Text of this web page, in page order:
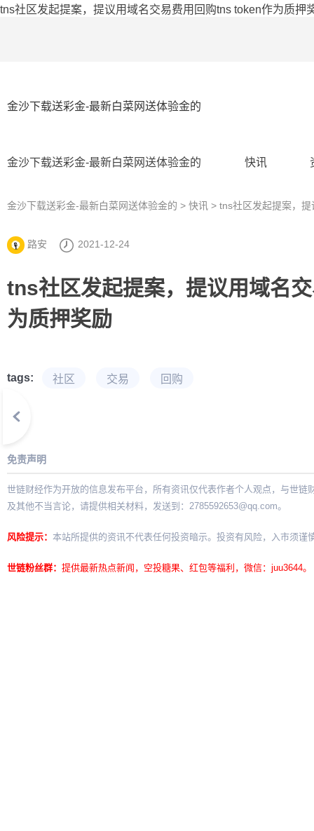
tns社区发起提案，提议用域名交易费用回购tns token作为质押
金沙下载送彩金-最新白菜网送体验金的
金沙下载送彩金-最新白菜网送体验金的 快讯
金沙下载送彩金-最新白菜网送体验金的 > 快讯 > tns社区发起提案，
路安 2021-12-24
tns社区发起提案，提议用域名
为质押奖励
tags: 社区 交易 回购
免责声明
世链财经作为开放的信息发布平台，所有资讯仅代表作者个人观点，与世
及其他不当言论，请提供相关材料，发送到： 2785592653@qq.com。
风险提示： 本站所提供的资讯不代表任何投资暗示。投资有风险，入市须谨
世链粉丝群： 提供最新热点新闻，空投糖果、红包等福利，微信：juu3644。